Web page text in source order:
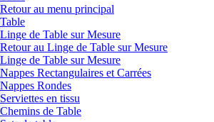
Retour au menu principal
Table
Linge de Table sur Mesure
Retour au Linge de Table sur Mesure
Linge de Table sur Mesure
Nappes Rectangulaires et Carrées
Nappes Rondes
Serviettes en tissu
Chemins de Table